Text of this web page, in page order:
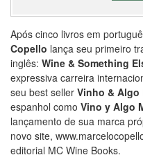
Após cinco livros em
Copello lança seu primeiro
inglês: Wine & Something
expressiva carreira
seu best seller Vinho & Algo
espanhol como Vino y Algo
lançamento de sua marca
novo site,
editorial MC Wine Books.